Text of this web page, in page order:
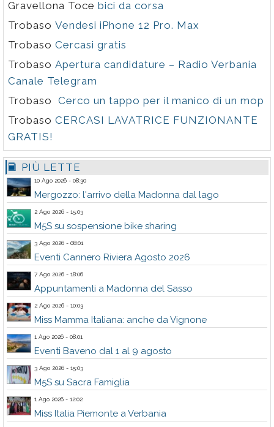
Gravellona Toce bici da corsa
Trobaso Vendesi iPhone 12 Pro. Max
Trobaso Cercasi gratis
Trobaso Apertura candidature – Radio Verbania
Canale Telegram
Trobaso Cerco un tappo per il manico di un mop
Trobaso CERCASI LAVATRICE FUNZIONANTE
GRATIS!
PIÙ LETTE
10 Ago 2026 - 08:30
Mergozzo: l'arrivo della Madonna dal lago
2 Ago 2026 - 15:03
M5S su sospensione bike sharing
3 Ago 2026 - 08:01
Eventi Cannero Riviera Agosto 2026
7 Ago 2026 - 18:06
Appuntamenti a Madonna del Sasso
2 Ago 2026 - 10:03
Miss Mamma Italiana: anche da Vignone
1 Ago 2026 - 08:01
Eventi Baveno dal 1 al 9 agosto
3 Ago 2026 - 15:03
M5S su Sacra Famiglia
1 Ago 2026 - 12:02
Miss Italia Piemonte a Verbania